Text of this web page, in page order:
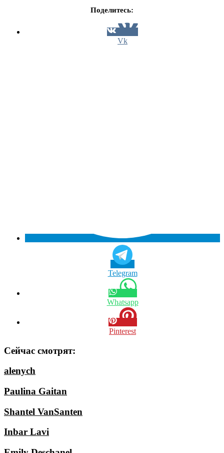
Поделитесь:
Vk
Telegram
Whatsapp
Pinterest
Сейчас смотрят:
alenych
Paulina Gaitan
Shantel VanSanten
Inbar Lavi